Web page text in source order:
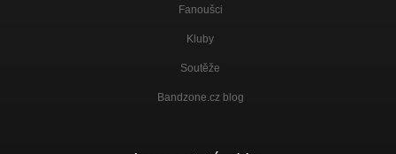
Fanoušci
Kluby
Soutěže
Bandzone.cz blog